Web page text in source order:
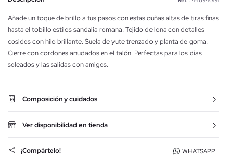
Añade un toque de brillo a tus pasos con estas cuñas altas de tiras finas
hasta el tobillo estilos sandalia romana. Tejido de lona con detalles
cosidos con hilo brillante. Suela de yute trenzado y planta de goma.
Cierre con cordones anudados en el talón. Perfectas para los días
soleados y las salidas con amigos.
Composición y cuidados
Ver disponibilidad en tienda
¡Compártelo! WHATSAPP